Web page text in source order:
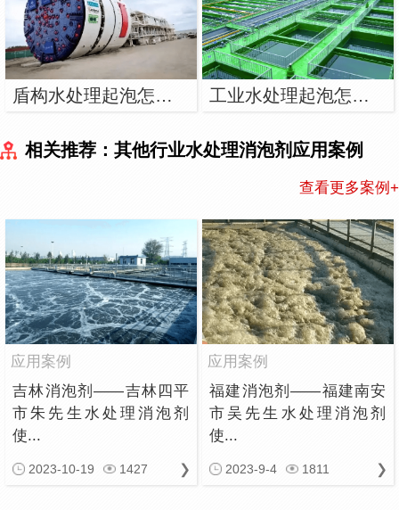
盾构水处理起泡怎么解决？用盾构水处理消泡剂 工业水处理起泡怎么解决？用工业水处理消泡剂
相关推荐：其他行业水处理消泡剂应用案例
查看更多案例+
应用案例
吉林消泡剂——吉林四平
市朱先生水处理消泡剂
使...
2023-10-19 1427
应用案例
福建消泡剂——福建南安
市吴先生水处理消泡剂
使...
2023-9-4 1811